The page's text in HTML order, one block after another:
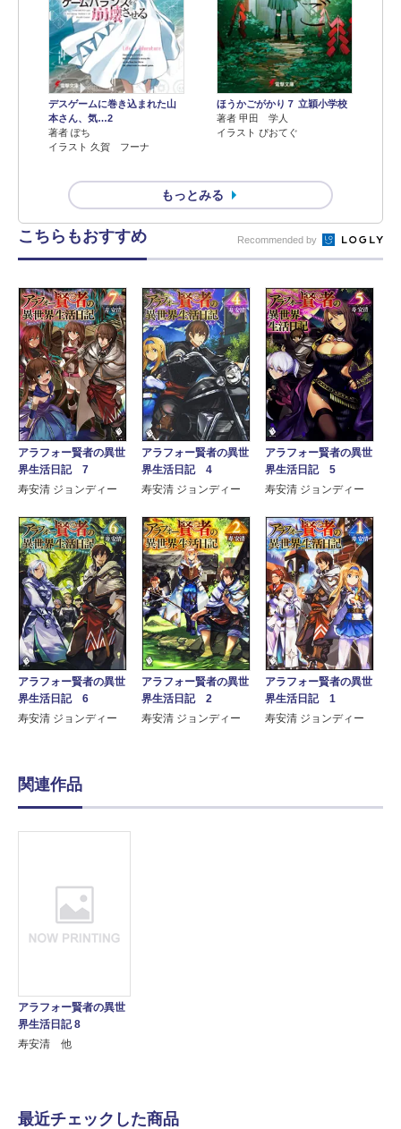
デスゲームに巻き込まれた山
本さん、気…2
著者 ぽち
イラスト 久賀 フーナ
ほうかごがかり７ 立穎小学校
著者 甲田 学人
イラスト ぴおてぐ
もっとみる
こちらもおすすめ Recommended by
アラフォー賢者の異世
界生活日記 7
寿安清 ジョンディー
アラフォー賢者の異世
界生活日記 4
寿安清 ジョンディー
アラフォー賢者の異世
界生活日記 5
寿安清 ジョンディー
アラフォー賢者の異世
界生活日記 6
寿安清 ジョンディー
アラフォー賢者の異世
界生活日記 2
寿安清 ジョンディー
アラフォー賢者の異世
界生活日記 1
寿安清 ジョンディー
関連作品
アラフォー賢者の異世
界生活日記 8
寿安清 他
最近チェックした商品